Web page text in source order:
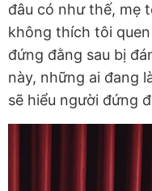
đâu có như thế, mẹ
không thích tôi
đứng đằng sau bị
này, những ai đang
sẽ hiểu người đứng